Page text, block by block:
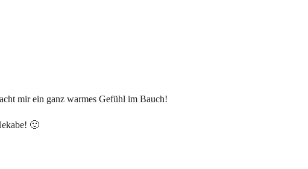
mir ein ganz warmes Gefühl im Bauch!
🙂